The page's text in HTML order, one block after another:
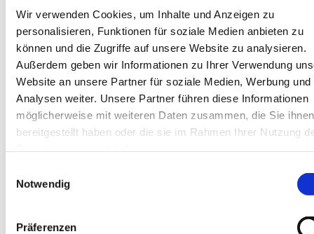
Wir verwenden Cookies, um Inhalte und Anzeigen zu
personalisieren, Funktionen für soziale Medien anbieten zu
können und die Zugriffe auf unsere Website zu analysieren.
Außerdem geben wir Informationen zu Ihrer Verwendung
Website an unsere Partner für soziale Medien, Werbung und
Analysen weiter. Unsere Partner führen diese Informationen
möglicherweise mit weiteren Daten zusammen, die Sie ihnen
bereitgestellt haben oder die sie im Rahmen Ihrer Nutzung
Notwendig
Präferenzen
Dies könnte Sie auch interessieren